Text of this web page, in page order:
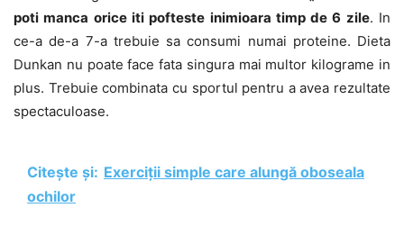
poti manca orice iti pofteste inimioara timp de 6 zile. In
ce-a de-a 7-a trebuie sa consumi numai proteine. Dieta
Dunkan nu poate face fata singura mai multor kilograme in
plus. Trebuie combinata cu sportul pentru a avea rezultate
spectaculoase.
Citește și: Exerciții simple care alungă oboseala
ochilor